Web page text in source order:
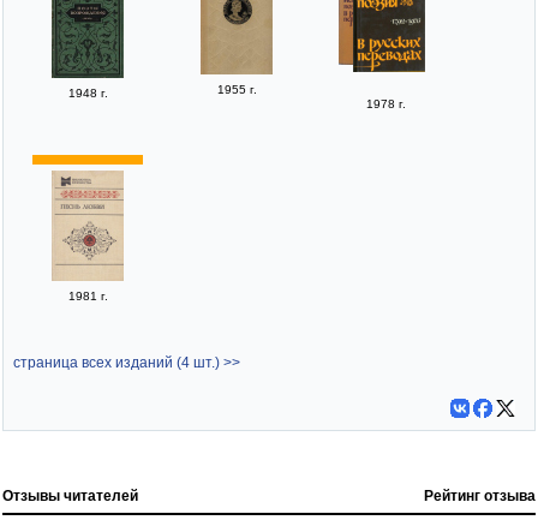
1948 г.
1955 г.
1978 г.
1981 г.
страница всех изданий (4 шт.) >>
Отзывы читателей Рейтинг отзыва